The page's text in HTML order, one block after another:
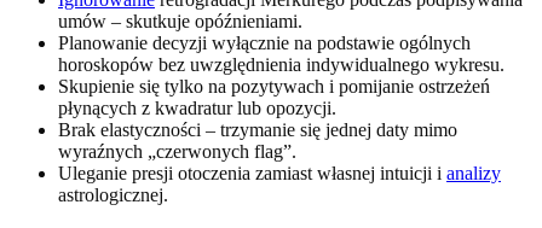
umów – skutkuje opóźnieniami.
Planowanie decyzji wyłącznie na podstawie ogólnych
horoskopów bez uwzględnienia indywidualnego wykresu.
Skupienie się tylko na pozytywach i pomijanie ostrzeżeń
płynących z kwadratur lub opozycji.
Brak elastyczności – trzymanie się jednej daty mimo
wyraźnych „czerwonych flag”.
Uleganie presji otoczenia zamiast własnej intuicji i analizy
astrologicznej.